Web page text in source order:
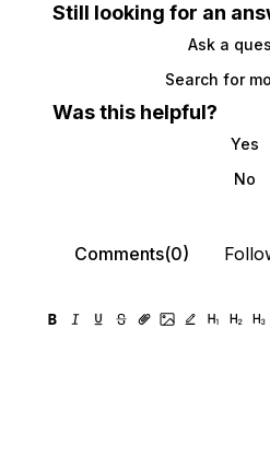
Still looking for an
Ask a
Search for
Was this helpful?
Yes
No
Comments(0)